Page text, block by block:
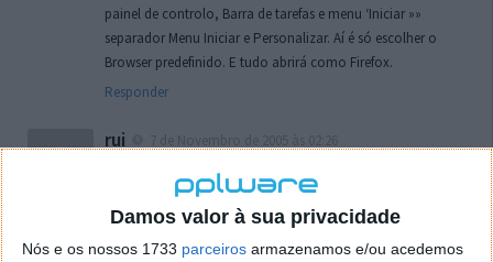
Damos valor à sua privacidade
Nós e os nossos 1733 parceiros armazenamos e/ou acedemos
painel de controlo, Barra de tarefas e menu ‘Iniciar »»
separador Menu Iniciar e Personalizar. Aí é só escolher o
Browser predefinido. E tudo abrirá como Firefox.
Responder
rui
localizaçao referida n se encontra la nada k me permita por
o firefox como browser predefenido
Ja percorri o painel